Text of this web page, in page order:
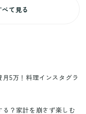
て見る
5万！料理インスタグラ
？家計を崩さず楽しむ